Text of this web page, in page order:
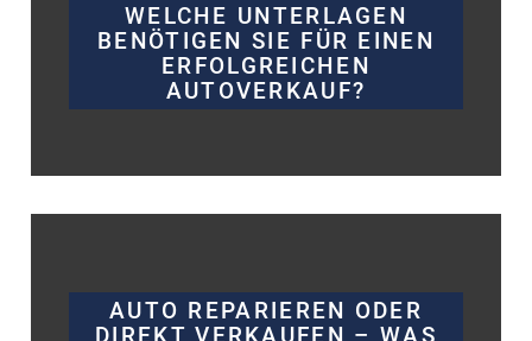
WELCHE UNTERLAGEN
BENÖTIGEN SIE FÜR EINEN
ERFOLGREICHEN
AUTOVERKAUF?
AUTO REPARIEREN ODER